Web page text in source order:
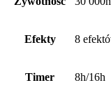
Efekty 8
Timer 8h/16h